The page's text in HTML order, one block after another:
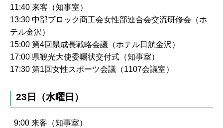
11:40 来客（知事室）
13:30 中部ブロック商工会女性部連合会交流研修会（ホ
テル金沢）
15:00 第4回県成長戦略会議（ホテル日航金沢）
17:00 県観光大使委嘱状交付式（知事室）
17:30 第1回女性スポーツ会議（1107会議室）
23日（水曜日）
9:00 来客（知事室）